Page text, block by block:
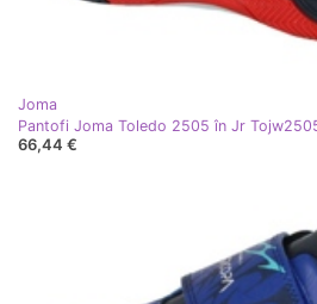
Joma
Pantofi Joma Toledo 2505 în Jr
66,44 €